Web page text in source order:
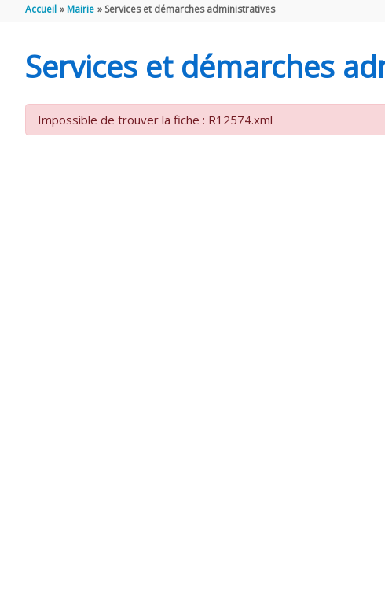
Accueil Mairie Services et démarches administratives
Services et démarches
Impossible de trouver la fiche : R12574.xml